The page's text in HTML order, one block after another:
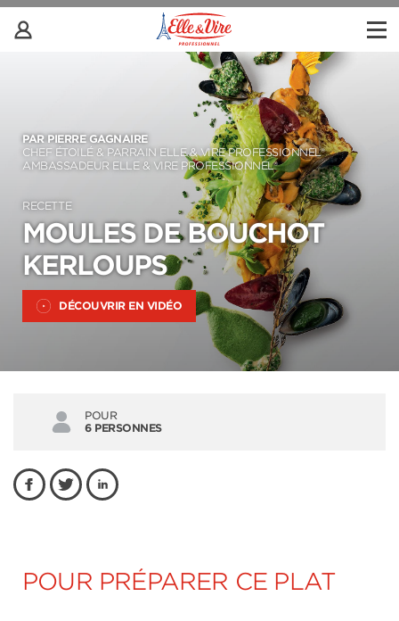
PAR PIERRE GAGNAIRE
CHEF ÉTOILÉ & PARRAIN ELLE & VIRE PROFESSIONNEL®
AMBASSADEUR ELLE & VIRE PROFESSIONNEL®
RECETTE
MOULES DE BOUCHOT
KERLOUPS
DÉCOUVRIR EN VIDÉO
POUR
6 PERSONNES
POUR PRÉPARER CE PLAT